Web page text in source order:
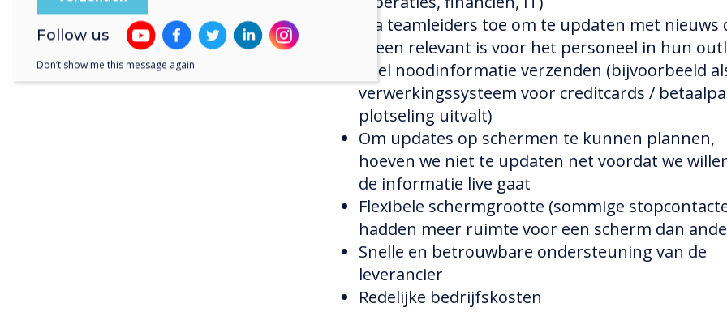
Sta teamleiders toe om te updaten met nieuws
alleen relevant is voor het personeel in hun
Snel noodinformatie verzenden (bijvoorbeeld
verwerkingssysteem voor creditcards /
plotseling uitvalt)
Om updates op schermen te kunnen plannen,
hoeven we niet te updaten net voordat we
de informatie live gaat
Flexibele schermgrootte (sommige
hadden meer ruimte voor een scherm dan
Snelle en betrouwbare ondersteuning van de
leverancier
Redelijke bedrijfskosten
Follow us
Don’t show me this message again